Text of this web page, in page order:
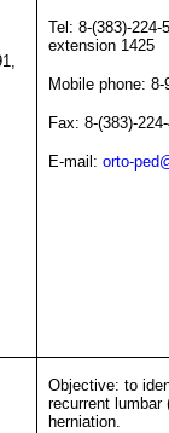
Tel: 8-(383)-224-
extension 1425
Mobile phone: 8-
Fax: 8-(383)-
E-mail:orto-
Objective: to
recurrent lumbar
herniation.